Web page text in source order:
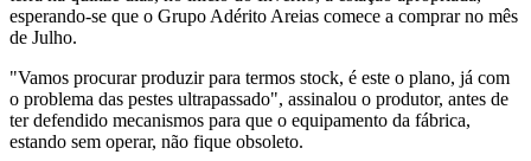
esperando-se que o Grupo Adérito Areias comece a comprar no mês
de Julho.
"Vamos procurar produzir para termos stock, é este o plano, já com
o problema das pestes ultrapassado", assinalou o produtor, antes de
ter defendido mecanismos para que o equipamento da fábrica,
estando sem operar, não fique obsoleto.